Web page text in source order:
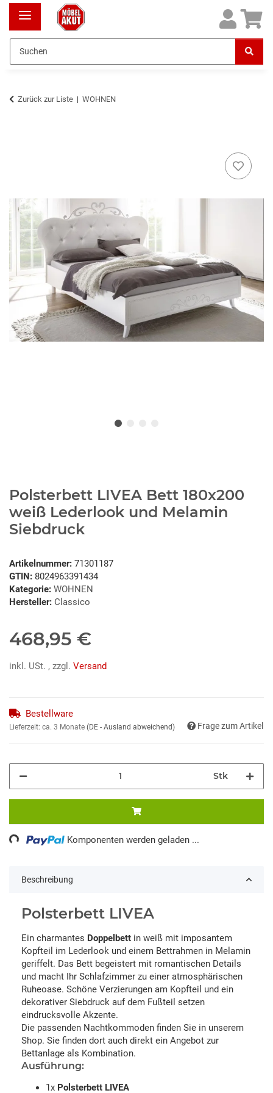
Zurück zur Liste WOHNEN
Polsterbett LIVEA Bett 180x200
weiß Lederlook und Melamin
Siebdruck
Artikelnummer: 71301187
GTIN: 8024963391434
Kategorie: WOHNEN
Hersteller: Classico
468,95 €
inkl. USt. , zzgl. Versand
Bestellware
Lieferzeit: ca. 3 Monate (DE - Ausland abweichend) Frage zum Artikel
Stk
Komponenten werden geladen ...
Beschreibung
Polsterbett LIVEA
Ein charmantes Doppelbett in weiß mit imposantem
Kopfteil im Lederlook und einem Bettrahmen in Melamin
geriffelt. Das Bett begeistert mit romantischen Details
und macht Ihr Schlafzimmer zu einer atmosphärischen
Ruheoase. Schöne Verzierungen am Kopfteil und ein
dekorativer Siebdruck auf dem Fußteil setzen
eindrucksvolle Akzente.
Die passenden Nachtkommoden finden Sie in unserem
Shop. Sie finden dort auch direkt ein Angebot zur
Bettanlage als Kombination.
Ausführung:
1x Polsterbett LIVEA